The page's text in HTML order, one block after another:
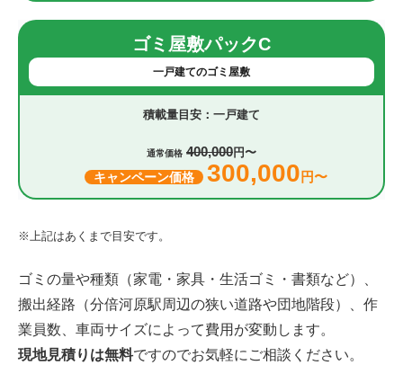
ゴミ屋敷パックC
一戸建てのゴミ屋敷
一戸建て
通常価格 400,000円〜
キャンペーン価格 300,000 円〜
※上記はあくまで目安です。
ゴミの量や種類（家電・家具・生活ゴミ・書類など）、
搬出経路（分倍河原駅周辺の狭い道路や団地階段）、作
業員数、車両サイズによって費用が変動します。
現地見積りは無料ですのでお気軽にご相談ください。